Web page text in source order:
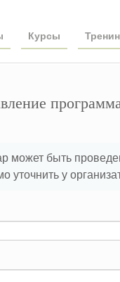
Курсы
может быть
уточнить у